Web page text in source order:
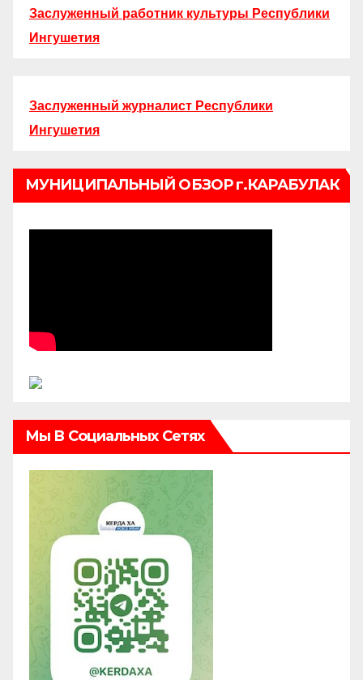
Заслуженный работник культуры Республики
Ингушетия
Заслуженный журналист Республики
Ингушетия
МУНИЦИПАЛЬНЫЙ ОБЗОР г.КАРАБУЛАК
Мы В Социальных Сетях